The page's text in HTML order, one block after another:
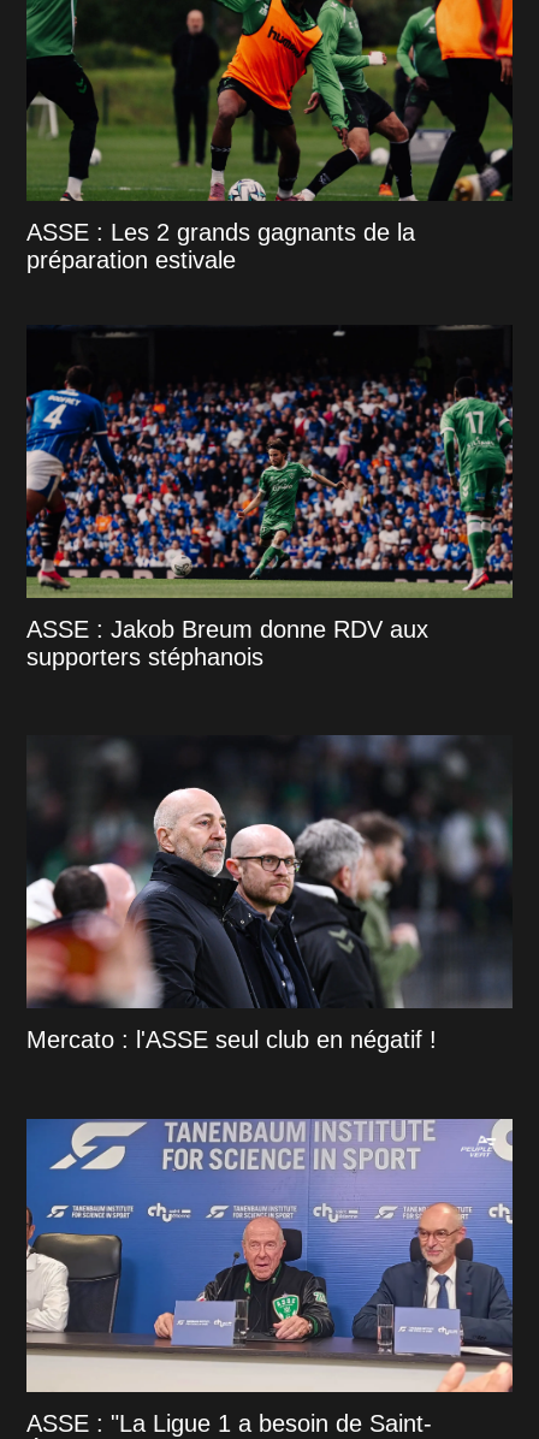
ASSE : Les 2 grands gagnants de la
préparation estivale
ASSE : Jakob Breum donne RDV aux
supporters stéphanois
Mercato : l'ASSE seul club en négatif !
ASSE : "La Ligue 1 a besoin de Saint-